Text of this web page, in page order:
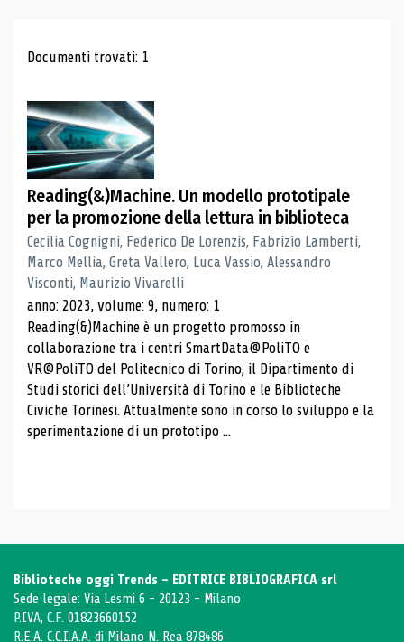
Risultati di ricerca
Documenti trovati: 1
Reading(&)Machine. Un modello prototipale
per la promozione della lettura in biblioteca
Cecilia Cognigni, Federico De Lorenzis, Fabrizio Lamberti,
Marco Mellia, Greta Vallero, Luca Vassio, Alessandro
Visconti, Maurizio Vivarelli
anno: 2023, volume: 9, numero: 1
Reading(&)Machine è un progetto promosso in
collaborazione tra i centri SmartData@PoliTO e
VR@PoliTO del Politecnico di Torino, il Dipartimento di
Studi storici dell’Università di Torino e le Biblioteche
Civiche Torinesi. Attualmente sono in corso lo sviluppo e la
sperimentazione di un prototipo ...
Biblioteche oggi Trends - EDITRICE BIBLIOGRAFICA srl
Sede legale: Via Lesmi 6 - 20123 - Milano
P.IVA, C.F. 01823660152
R.E.A. C.C.I.A.A. di Milano N. Rea 878486